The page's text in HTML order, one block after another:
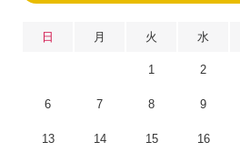
日 月 火 水
1 2
6 7 8 9
13 14 15 16